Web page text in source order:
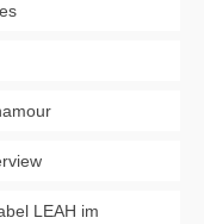
LEAH im